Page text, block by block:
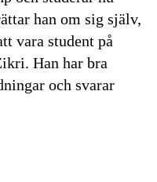
han om sig själv,
vara student på
Han har bra
och svarar